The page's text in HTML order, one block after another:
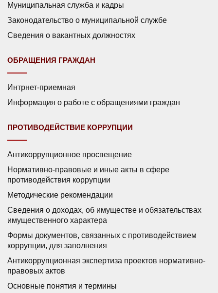
Муниципальная служба и кадры
Законодательство о муниципальной службе
Сведения о вакантных должностях
ОБРАЩЕНИЯ ГРАЖДАН
Интрнет-приемная
Информация о работе с обращениями граждан
ПРОТИВОДЕЙСТВИЕ КОРРУПЦИИ
Антикоррупционное просвещение
Нормативно-правовые и иные акты в сфере
противодействия коррупции
Методические рекомендации
Сведения о доходах, об имуществе и обязательствах
имущественного характера
Формы документов, связанных с противодействием
коррупции, для заполнения
Антикоррупционная экспертиза проектов нормативно-
правовых актов
Основные понятия и термины